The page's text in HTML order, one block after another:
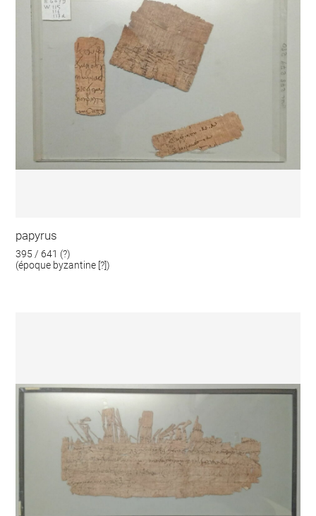
papyrus
395 / 641 (?)
(époque byzantine [?])